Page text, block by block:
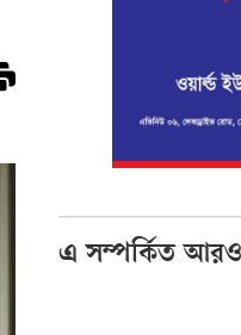
এ সম্পর্কিত